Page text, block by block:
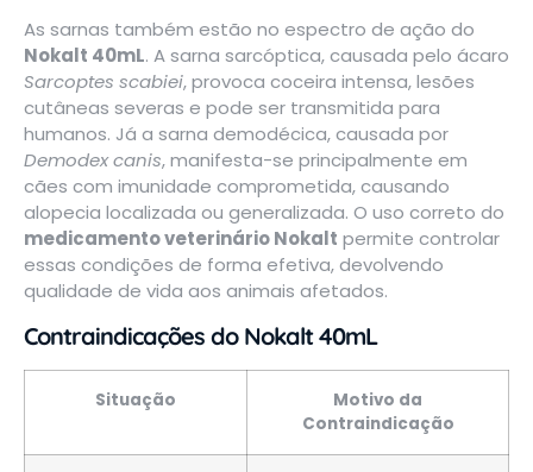
As sarnas também estão no espectro de ação do
Nokalt 40mL. A sarna sarcóptica, causada pelo ácaro
Sarcoptes scabiei, provoca coceira intensa, lesões
cutâneas severas e pode ser transmitida para
humanos. Já a sarna demodécica, causada por
Demodex canis, manifesta-se principalmente em
cães com imunidade comprometida, causando
alopecia localizada ou generalizada. O uso correto do
medicamento veterinário Nokalt permite controlar
essas condições de forma efetiva, devolvendo
qualidade de vida aos animais afetados.
Contraindicações do Nokalt 40mL
Situação
Motivo da
Contraindicação